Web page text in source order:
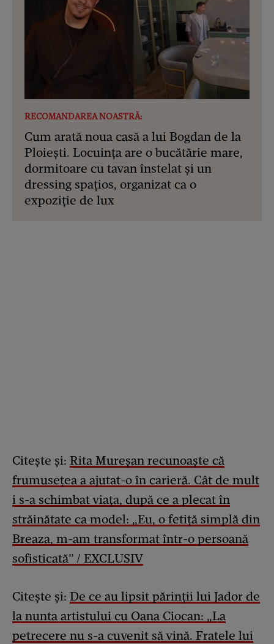
RECOMANDAREA NOASTRĂ:
Cum arată noua casă a lui Bogdan de la
Ploiești. Locuința are o bucătărie mare,
dormitoare cu tavan înstelat și un
dressing spațios, organizat ca o
expoziție de lux
Citește și: Rita Mureșan recunoaște că
frumusețea a ajutat-o în carieră. Cât de mult
i s-a schimbat viața, după ce a plecat în
străinătate ca model: „Eu, o fetiță simplă din
Breaza, m-am transformat într-o persoană
sofisticată” / EXCLUSIV
Citește și: De ce au lipsit părinții lui Jador de
la nunta artistului cu Oana Ciocan: „La
petrecere nu s-a cuvenit să vină. Fratele lui